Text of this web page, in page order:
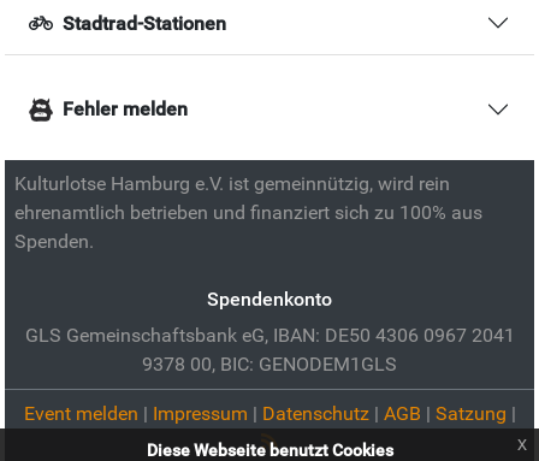
Stadtrad-Stationen
Fehler melden
Kulturlotse Hamburg e.V. ist gemeinnützig, wird rein
ehrenamtlich betrieben und finanziert sich zu 100% aus
Spenden.
Spendenkonto
GLS Gemeinschaftsbank eG, IBAN: DE50 4306 0967 2041
9378 00, BIC: GENODEM1GLS
Event melden | Impressum | Datenschutz| AGB | Satzung |
Diese Webseite benutzt Cookies x